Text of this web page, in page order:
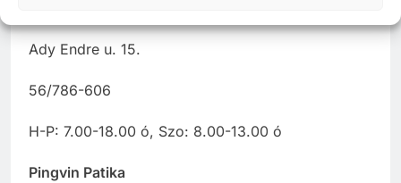
Ady Endre u. 15.
56/786-606
H-P: 7.00-18.00 ó, Szo: 8.00-13.00 ó
Pingvin Patika